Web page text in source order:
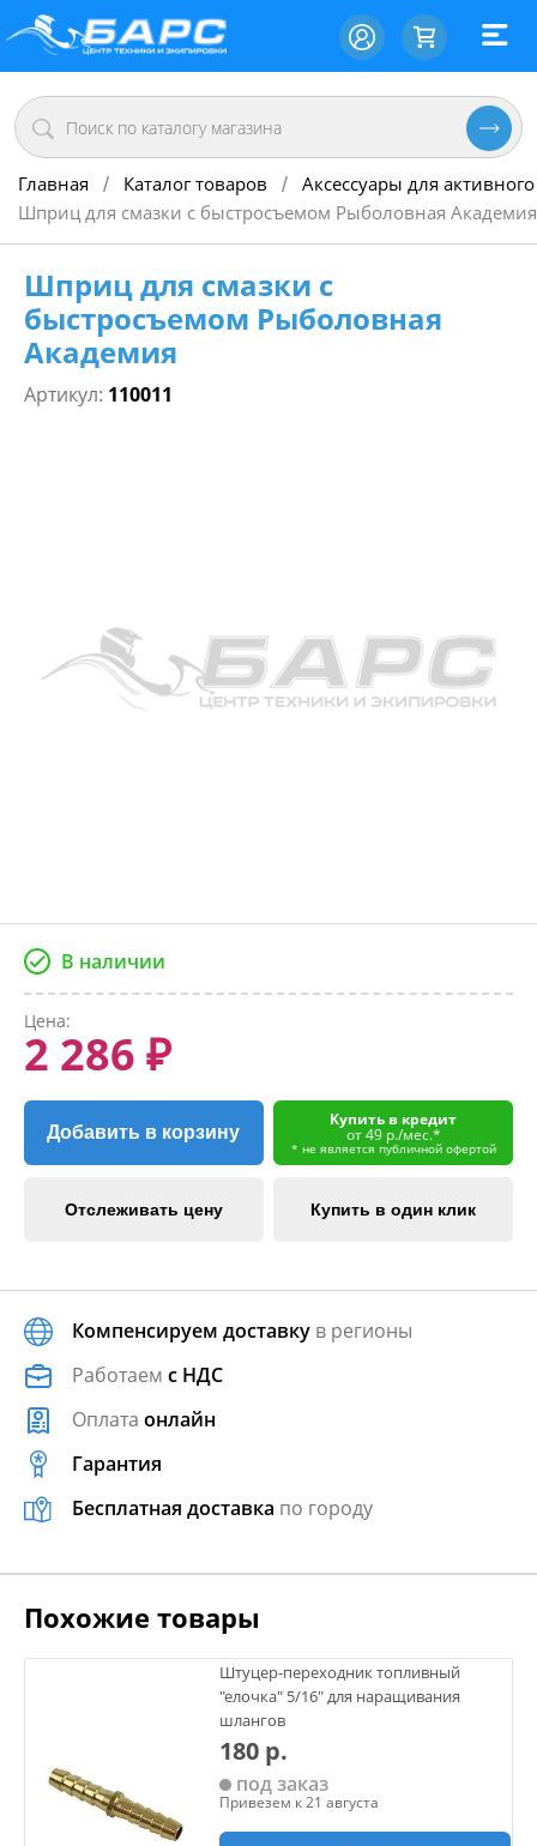
Главная / Каталог товаров / Аксессуары для
Шприц для смазки с быстросъемом Рыболовная Академия
Шприц для смазки с
быстросъемом Рыболовная
Академия
Артикул: 110011
В наличии
Цена:
2 286 ₽
Добавить в корзину
Купить в кредит
от 49 р./мес.*
* не является публичной офертой
Отслеживать цену Купить в один клик
Компенсируем доставку в регионы
Работаем с НДС
Оплата онлайн
Гарантия
Бесплатная доставка по городу
Похожие товары
Штуцер-переходник топливный
"елочка" 5/16" для наращивания
шлангов
180 р.
под заказ
Привезем к 21 августа